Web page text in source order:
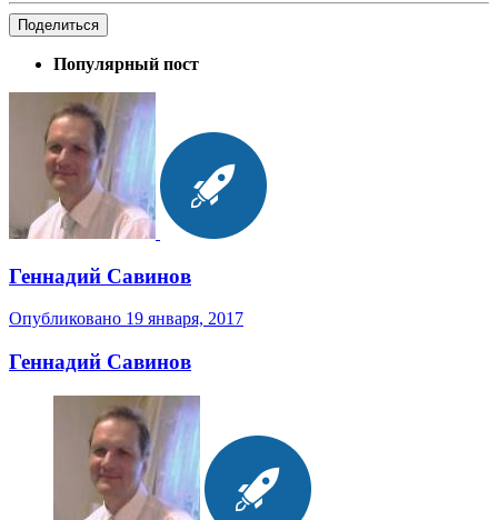
Поделиться
Популярный пост
Геннадий Савинов
Опубликовано 19 января, 2017
Геннадий Савинов